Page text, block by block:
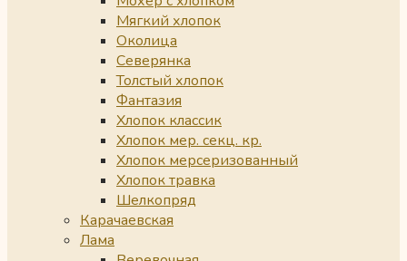
Мягкий хлопок
Околица
Северянка
Толстый хлопок
Фантазия
Хлопок классик
Хлопок мер. секц. кр.
Хлопок мерсеризованный
Хлопок травка
Шелкопряд
Карачаевская
Лама